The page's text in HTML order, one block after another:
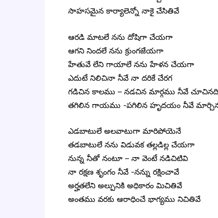
సాహసమైన కార్యాలెన్నో నాకై చేసితివే
ఆరడి మాటలే నను దోషిగా చేయగా
ఆగని నిందలే నను క్రుంగజేయగా
హేతువే లేని గాయాలే నను హేళన చేయగా
ఎదుటే నిలిచినా నీవే నా దరికే చేరగ
గడిచిన కాలము – నడచిన మార్గము నీవే చూచినది
తగిలిన గాయము -పగిలిన హృదయం నీవే
ఎడబాటులే అలవాటుగా మారిపోయెనే
తడబాటులే నను విడువక తల్లడిల్ల చేయగా
నున్న నీతో నంటూ – నా వెంటే నడిచిటివి
నా రక్షణ శృంగం నీవే -నన్ను రక్షించావే
అర్హతలేని అల్పునికి అధికారం మిచితివే
అంతము వరకు ఆరాధించే భాగ్యము నిచితివే